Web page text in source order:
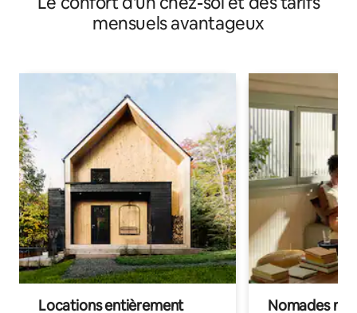
mensuels avantageux
Locations entièrement Nomades